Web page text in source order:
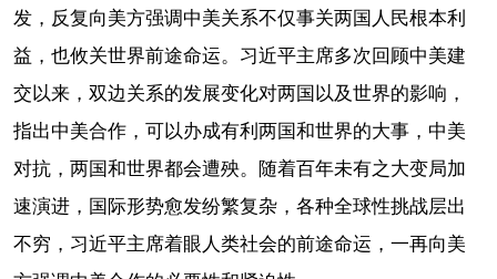
发，反复向美方强调中美关系不仅事关两国人民根本利
益，也攸关世界前途命运。习近平主席多次回顾中美建
交以来，双边关系的发展变化对两国以及世界的影响，
指出中美合作，可以办成有利两国和世界的大事，中美
对抗，两国和世界都会遭殃。随着百年未有之大变局加
速演进，国际形势愈发纷繁复杂，各种全球性挑战层出
不穷，习近平主席着眼人类社会的前途命运，一再向美